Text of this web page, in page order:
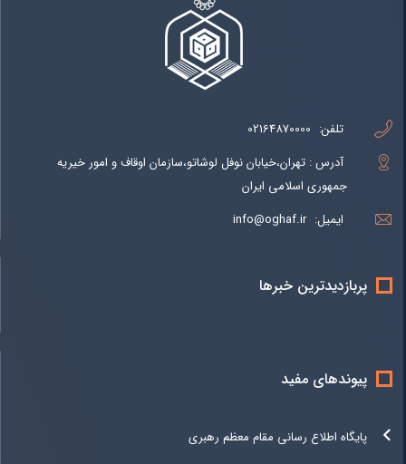
تلفن: 02164870000
آدرس : تهران،خیابان نوفل لوشاتو،سازمان اوقاف و امور خیریه
جمهوری اسلامی ایران
ایمیل: info@oghaf.ir
پربازدیدترین خبرها
پیوندهای مفید
پایگاه اطلاع رسانی مقام معظم رهبری